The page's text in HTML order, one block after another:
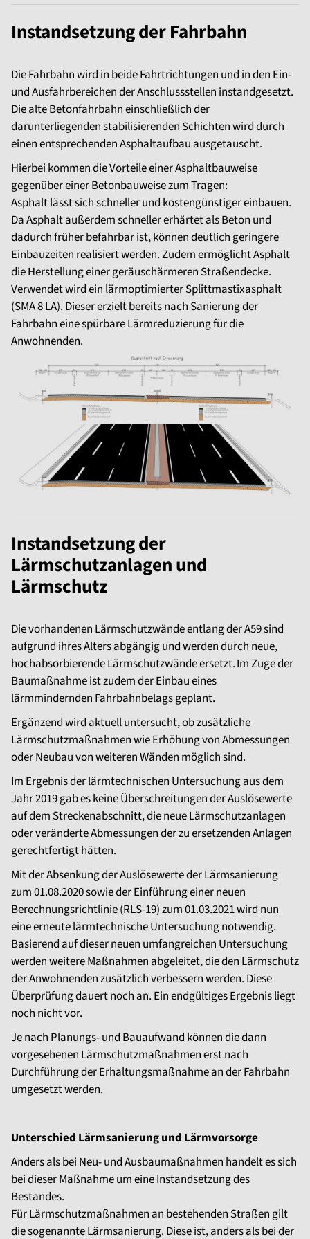
Instandsetzung der Fahrbahn
Die Fahrbahn wird in beide Fahrtrichtungen und in den Ein-
und Ausfahrbereichen der Anschlussstellen instandgesetzt.
Die alte Betonfahrbahn einschließlich der
darunterliegenden stabilisierenden Schichten wird durch
einen entsprechenden Asphaltaufbau ausgetauscht.
Hierbei kommen die Vorteile einer Asphaltbauweise
gegenüber einer Betonbauweise zum Tragen:
Asphalt lässt sich schneller und kostengünstiger einbauen.
Da Asphalt außerdem schneller erhärtet als Beton und
dadurch früher befahrbar ist, können deutlich geringere
Einbauzeiten realisiert werden. Zudem ermöglicht Asphalt
die Herstellung einer geräuschärmeren Straßendecke.
Verwendet wird ein lärmoptimierter Splittmastixasphalt
(SMA 8 LA). Dieser erzielt bereits nach Sanierung der
Fahrbahn eine spürbare Lärmreduzierung für die
Anwohnenden.
Instandsetzung der
Lärmschutzanlagen und
Lärmschutz
Die vorhandenen Lärmschutzwände entlang der A59 sind
aufgrund ihres Alters abgängig und werden durch neue,
hochabsorbierende Lärmschutzwände ersetzt. Im Zuge der
Baumaßnahme ist zudem der Einbau eines
lärmmindernden Fahrbahnbelags geplant.
Ergänzend wird aktuell untersucht, ob zusätzliche
Lärmschutzmaßnahmen wie Erhöhung von Abmessungen
oder Neubau von weiteren Wänden möglich sind.
Im Ergebnis der lärmtechnischen Untersuchung aus dem
Jahr 2019 gab es keine Überschreitungen der Auslösewerte
auf dem Streckenabschnitt, die neue Lärmschutzanlagen
oder veränderte Abmessungen der zu ersetzenden Anlagen
gerechtfertigt hätten.
Mit der Absenkung der Auslösewerte der Lärmsanierung
zum 01.08.2020 sowie der Einführung einer neuen
Berechnungsrichtlinie (RLS-19) zum 01.03.2021 wird nun
eine erneute lärmtechnische Untersuchung notwendig.
Basierend auf dieser neuen umfangreichen Untersuchung
werden weitere Maßnahmen abgeleitet, die den Lärmschutz
der Anwohnenden zusätzlich verbessern werden. Diese
Überprüfung dauert noch an. Ein endgültiges Ergebnis liegt
noch nicht vor.
Je nach Planungs- und Bauaufwand können die dann
vorgesehenen Lärmschutzmaßnahmen erst nach
Durchführung der Erhaltungsmaßnahme an der Fahrbahn
umgesetzt werden.
Unterschied Lärmsanierung und Lärmvorsorge
Anders als bei Neu- und Ausbaumaßnahmen handelt es sich
bei dieser Maßnahme um eine Instandsetzung des
Bestandes.
Für Lärmschutzmaßnahmen an bestehenden Straßen gilt
die sogenannte Lärmsanierung. Diese ist, anders als bei der